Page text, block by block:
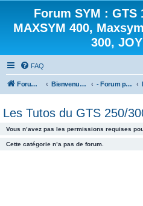
Forum SYM : GTS
MAXSYM 400,
300,
FAQ
Forum des scooters SYM - GTS -MAXSYM - CRUISYM - JOYMAX - Maxsym TL Bienvenue sur le forum des scooters de la gamme SYM - Forum principal -
Les Tutos du GTS 250/
Vous n’avez pas les permissions requises
Cette catégorie n’a pas de forum.